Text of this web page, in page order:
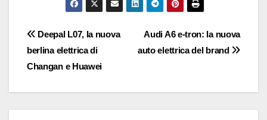
Navigazione
articoli
Audi A6 e-tron: la nuova
auto elettrica del brand
Deepal L07, la nuova
berlina elettrica di
Changan e Huawei